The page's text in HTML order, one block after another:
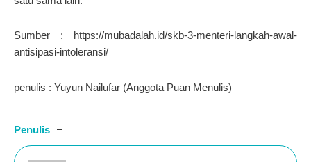
Sumber : https://mubadalah.id/skb-3-menteri-langkah-awal-
antisipasi-intoleransi/
penulis : Yuyun Nailufar (Anggota Puan Menulis)
Penulis